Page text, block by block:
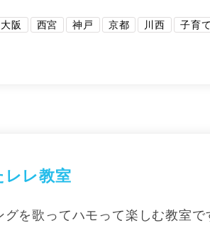
大阪 西宮 神戸 京都 川西 子育て
レレ教室
グを歌ってハモって楽しむ教室